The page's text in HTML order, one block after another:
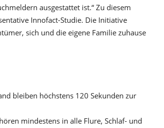
ausgestattet ist.“ Zu diesem
Innofact-Studie. Die Initiative
sich und die eigene Familie zuhause
bleiben höchstens 120 Sekunden zur
mindestens in alle Flure, Schlaf- und